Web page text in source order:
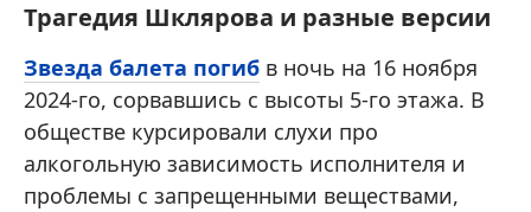
Трагедия Шклярова и разные версии
Звезда балета погиб в ночь на 16 ноября
2024-го, сорвавшись с высоты 5-го этажа. В
обществе курсировали слухи про
алкогольную зависимость исполнителя и
проблемы с запрещенными веществами,